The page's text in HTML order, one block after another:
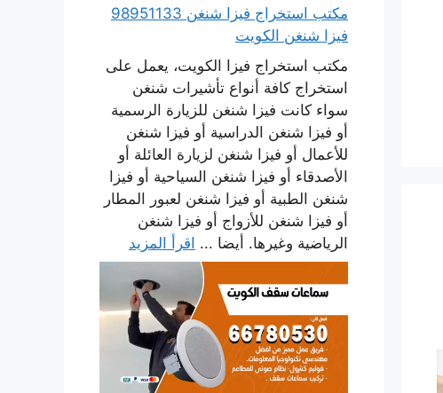
مكتب استخراج فيزا شنغن 98951133
فيزا شنغن الكويت
مكتب استخراج فيزا الكويت، يعمل على
استخراج كافة أنواع تأشيرات شنغن
سواء كانت فيزا شنغن للزيارة الرسمية
أو فيزا شنغن الدراسية أو فيزا شنغن
للأعمال أو فيزا شنغن لزيارة العائلة أو
الأصدقاء أو فيزا شنغن السياحية أو فيزا
شنغن الطبية أو فيزا شنغن لعبور المطار
أو فيزا شنغن للأزواج أو فيزا شنغن
الرياضية وغيرها. أيضا ... اقرأ المزيد